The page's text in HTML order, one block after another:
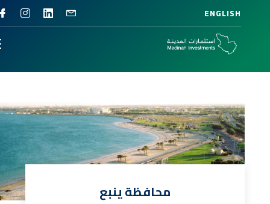
ENGLISH
محافظة ينبع